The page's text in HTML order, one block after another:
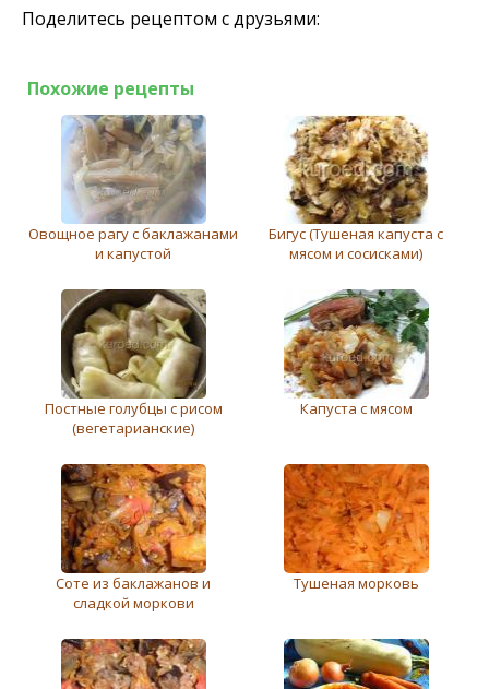
Поделитесь рецептом с друзьями:
Похожие рецепты
Овощное рагу с баклажанами
и капустой
Бигус (Тушеная капуста с
мясом и сосисками)
Постные голубцы с рисом
(вегетарианские)
Капуста с мясом
Соте из баклажанов и
сладкой моркови
Тушеная морковь